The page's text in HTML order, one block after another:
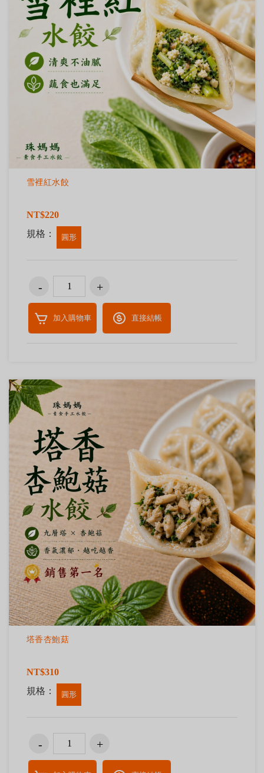
雪裡紅水餃
NT$220
規格：
圓形
加入購物車 直接結帳
塔香杏鮑菇
NT$310
規格：
圓形